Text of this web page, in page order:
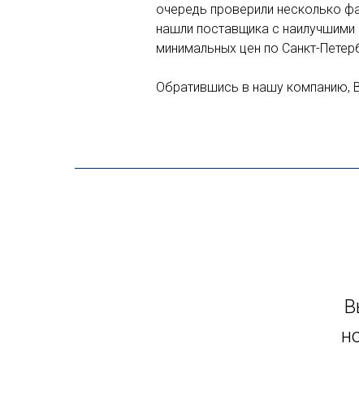
очередь проверили несколько
нашли поставщика с наилучшими
минимальных цен по Санкт-
Обратившись в нашу компанию,